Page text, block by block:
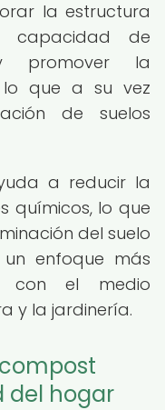
la estructura
capacidad de
promover la
lo que a su vez
de suelos
a reducir la
químicos, lo que
del suelo
enfoque más
con el medio
y la jardinería.
del hogar